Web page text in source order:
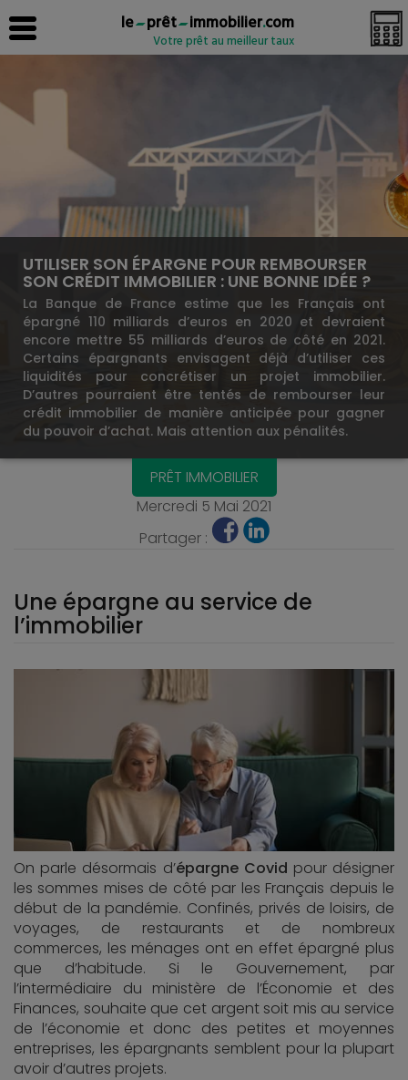
le prêt immobilier.com
Votre prêt au meilleur taux
UTILISER SON ÉPARGNE POUR REMBOURSER
SON CRÉDIT IMMOBILIER : UNE BONNE IDÉE ?
La Banque de France estime que les Français ont
épargné 110 milliards d’euros en 2020 et devraient
encore mettre 55 milliards d’euros de côté en 2021.
Certains épargnants envisagent déjà d’utiliser ces
liquidités pour concrétiser un projet immobilier.
D’autres pourraient être tentés de rembourser leur
crédit immobilier de manière anticipée pour gagner
du pouvoir d’achat. Mais attention aux pénalités.
PRÊT IMMOBILIER
Mercredi 5 Mai 2021
Partager :
Une épargne au service de
l’immobilier
On parle désormais d’épargne Covid pour désigner
les sommes mises de côté par les Français depuis le
début de la pandémie. Confinés, privés de loisirs, de
voyages, de restaurants et de nombreux
commerces, les ménages ont en effet épargné plus
que d’habitude. Si le Gouvernement, par
l’intermédiaire du ministère de l’Économie et des
Finances, souhaite que cet argent soit mis au service
de l’économie et donc des petites et moyennes
entreprises, les épargnants semblent pour la plupart
avoir d’autres projets.